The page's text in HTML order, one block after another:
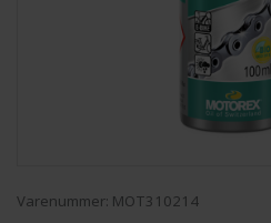
Varenummer: MOT310214